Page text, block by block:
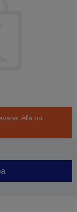
Alla on